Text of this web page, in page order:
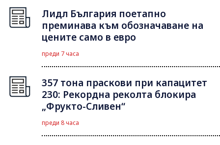
Лидл България поетапно
преминава към обозначаване на
цените само в евро
преди 7 часа
357 тона праскови при капацитет
230: Рекордна реколта блокира
„Фрукто-Сливен“
преди 8 часа